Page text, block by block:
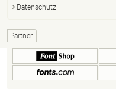
Datenschutz
Partner